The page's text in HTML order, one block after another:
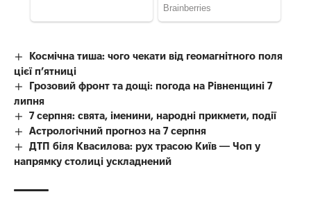
Космічна тиша: чого чекати від геомагнітного поля
цієї п’ятниці
Грозовий фронт та дощі: погода на Рівненщині 7
липня
7 серпня: свята, іменини, народні прикмети, події
Астрологічний прогноз на 7 серпня
ДТП біля Квасилова: рух трасою Київ — Чоп у
напрямку столиці ускладнений